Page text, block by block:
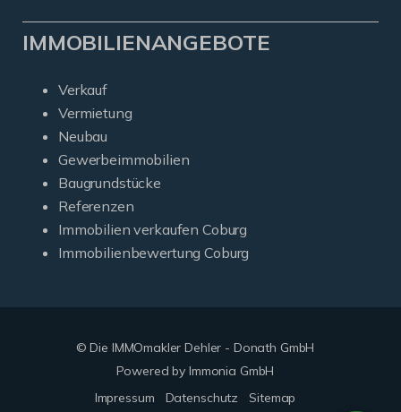
IMMOBILIENANGEBOTE
Verkauf
Vermietung
Neubau
Gewerbeimmobilien
Baugrundstücke
Referenzen
Immobilien verkaufen Coburg
Immobilienbewertung Coburg
© Die IMMOmakler Dehler - Donath GmbH
Powered by Immonia GmbH
Impressum
Datenschutz Sitemap